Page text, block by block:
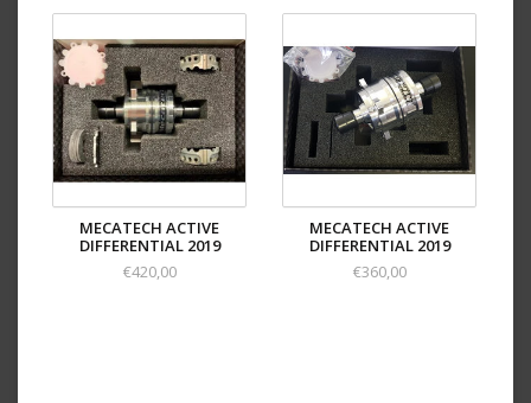
MECATECH ACTIVE
DIFFERENTIAL 2019
€420,00
MECATECH ACTIVE
DIFFERENTIAL 2019
€360,00